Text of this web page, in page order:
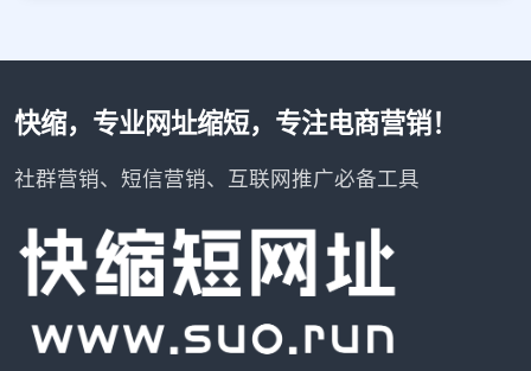
快缩，专业网址缩短，专注电商营销！
社群营销、短信营销、互联网推广必备工具